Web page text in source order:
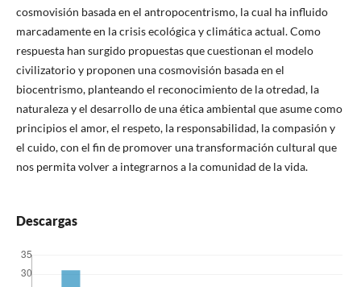
cosmovisión basada en el antropocentrismo, la cual ha influido
marcadamente en la crisis ecológica y climática actual. Como
respuesta han surgido propuestas que cuestionan el modelo
civilizatorio y proponen una cosmovisión basada en el
biocentrismo, planteando el reconocimiento de la otredad, la
naturaleza y el desarrollo de una ética ambiental que asume como
principios el amor, el respeto, la responsabilidad, la compasión y
el cuido, con el fin de promover una transformación cultural que
nos permita volver a integrarnos a la comunidad de la vida.
Descargas